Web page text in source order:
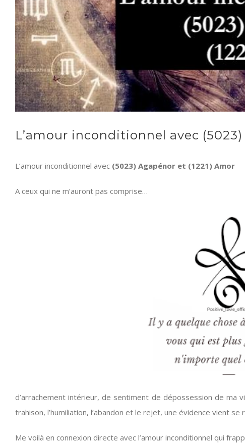
L’amour inconditionnel avec
L’amour inconditionnel avec (5023) Agapénor et (1221) Amor
A ceux qui ne m’auront pas comprise…
d’arrachement intérieur, de sentiment de dépossession de ma
trahison, l’humiliation, l’abandon et le rejet, une évidence vient
Me voilà en connexion directe avec l’amour inconditionnel qui